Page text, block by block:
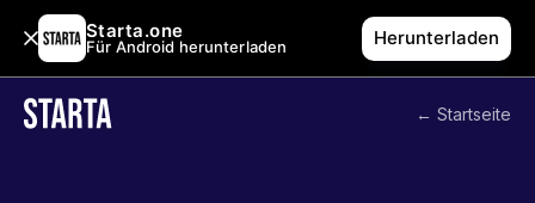
Starta.one
Für Android herunterladen Herunterladen
← Startseite